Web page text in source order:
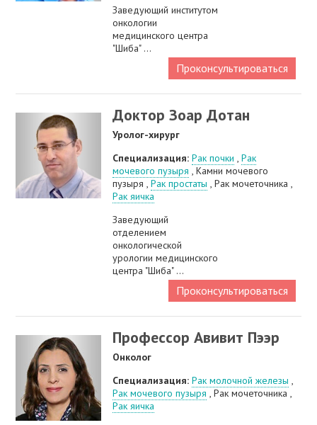
Заведующий институтом
онкологии
медицинского центра
"Шиба" ...
Проконсультироваться
Доктор Зоар Дотан
Уролог-хирург
Специализация:Рак почки ,Рак
мочевого пузыря , Камни мочевого
пузыря ,Рак простаты , Рак мочеточника ,
Рак яичка
Заведующий
отделением
онкологической
урологии медицинского
центра "Шиба" ...
Проконсультироваться
Профессор Авивит Пээр
Онколог
Специализация:Рак молочной железы ,
Рак мочевого пузыря , Рак мочеточника ,
Рак яичка